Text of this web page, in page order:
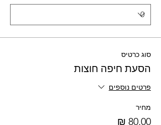
סוג כרטיס
הסעת חיפה חוצות
פרטים נוספים
מחיר